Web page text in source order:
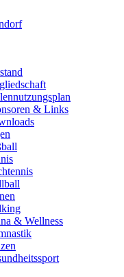
& Links
& Wellness